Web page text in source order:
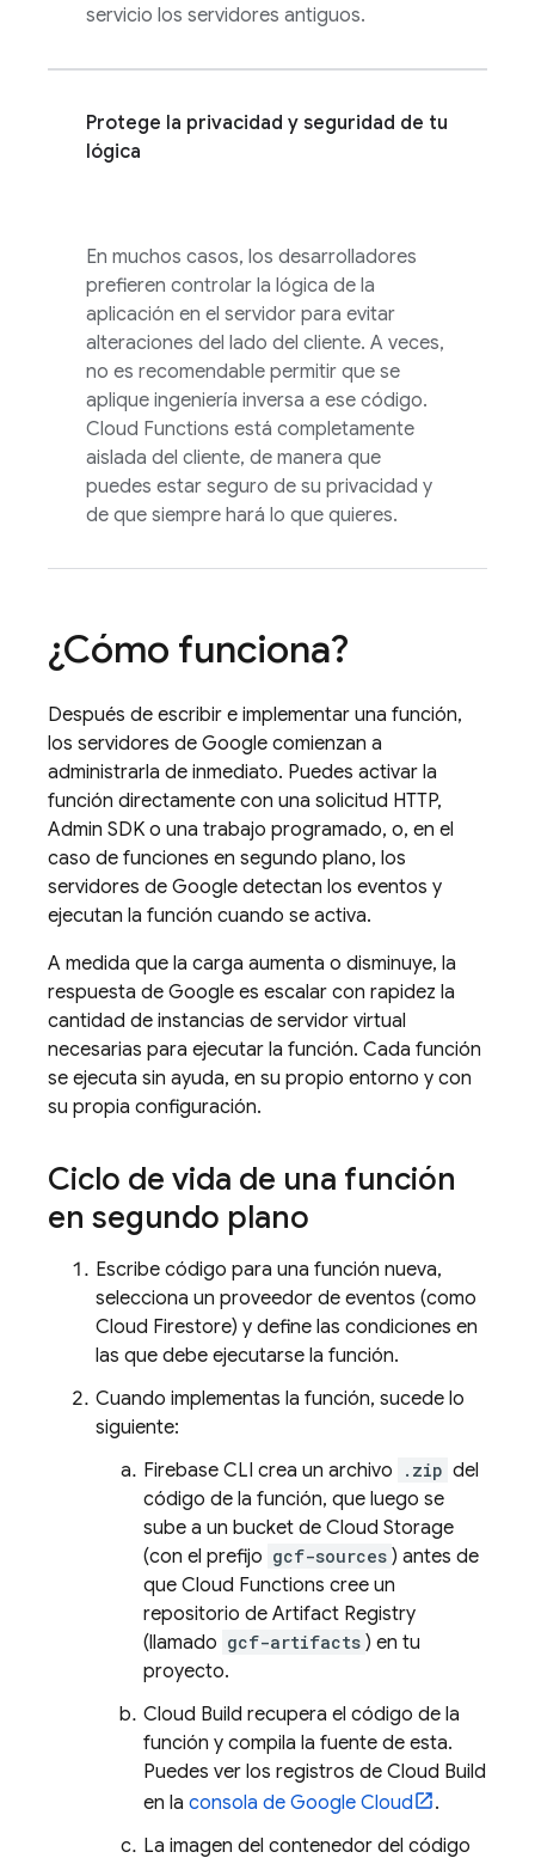
servicio los servidores antiguos.
Protege la privacidad y seguridad de tu
lógica
En muchos casos, los desarrolladores
prefieren controlar la lógica de la
aplicación en el servidor para evitar
alteraciones del lado del cliente. A veces,
no es recomendable permitir que se
aplique ingeniería inversa a ese código.
Cloud Functions está completamente
aislada del cliente, de manera que
puedes estar seguro de su privacidad y
de que siempre hará lo que quieres.
¿Cómo funciona?
Después de escribir e implementar una función,
los servidores de Google comienzan a
administrarla de inmediato. Puedes activar la
función directamente con una solicitud HTTP,
Admin SDK o una trabajo programado, o, en el
caso de funciones en segundo plano, los
servidores de Google detectan los eventos y
ejecutan la función cuando se activa.
A medida que la carga aumenta o disminuye, la
respuesta de Google es escalar con rapidez la
cantidad de instancias de servidor virtual
necesarias para ejecutar la función. Cada función
se ejecuta sin ayuda, en su propio entorno y con
su propia configuración.
Ciclo de vida de una función
en segundo plano
Escribe código para una función nueva,
selecciona un proveedor de eventos (como
Cloud Firestore) y define las condiciones en
las que debe ejecutarse la función.
Cuando implementas la función, sucede lo
siguiente:
Firebase CLI crea un archivo .zip del
código de la función, que luego se
sube a un bucket de Cloud Storage
(con el prefijo gcf-sources ) antes de
que Cloud Functions cree un
repositorio de Artifact Registry
(llamado gcf-artifacts ) en tu
proyecto.
Cloud Build recupera el código de la
función y compila la fuente de esta.
Puedes ver los registros de Cloud Build
en la consola de Google Cloud
.
La imagen del contenedor del código